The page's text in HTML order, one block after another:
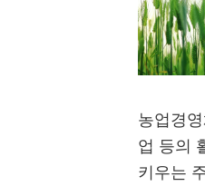
농업경
업 등의
키우는